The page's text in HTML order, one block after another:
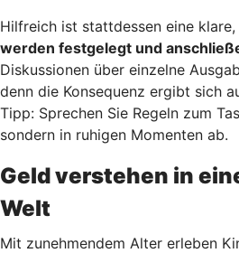
Hilfreich ist stattdessen eine
werden festgelegt und
Diskussionen über einzelne
denn die Konsequenz ergibt sich
Tipp: Sprechen Sie Regeln zum
sondern in ruhigen Momenten ab.
Geld verstehen in
Welt
Mit zunehmendem Alter erleben